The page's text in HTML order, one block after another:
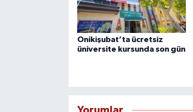
Onikişubat’ta ücretsiz
üniversite kursunda son gün